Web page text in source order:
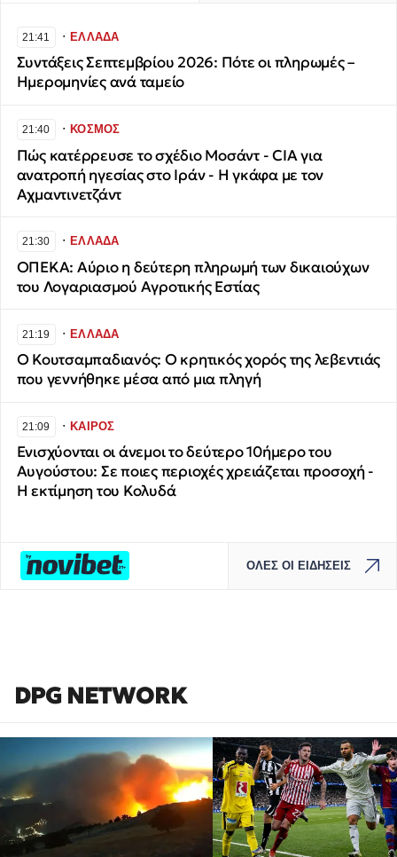
21:41 ∙ΕΛΛΑΔΑ
Συντάξεις Σεπτεμβρίου 2026: Πότε οι πληρωμές –
Ημερομηνίες ανά ταμείο
21:40 ∙ΚΟΣΜΟΣ
Πώς κατέρρευσε το σχέδιο Μοσάντ - CIA για
ανατροπή ηγεσίας στο Ιράν - Η γκάφα με τον
Αχμαντινετζάντ
21:30 ∙ΕΛΛΑΔΑ
ΟΠΕΚΑ: Αύριο η δεύτερη πληρωμή των δικαιούχων
του Λογαριασμού Αγροτικής Εστίας
21:19 ∙ΕΛΛΑΔΑ
Ο Κουτσαμπαδιανός: Ο κρητικός χορός της λεβεντιάς
που γεννήθηκε μέσα από μια πληγή
21:09 ∙ΚΑΙΡΟΣ
Ενισχύονται οι άνεμοι το δεύτερο 10ήμερο του
Αυγούστου: Σε ποιες περιοχές χρειάζεται προσοχή -
Η εκτίμηση του Κολυδά
ΟΛΕΣ ΟΙ ΕΙΔΗΣΕΙΣ
DPG NETWORK